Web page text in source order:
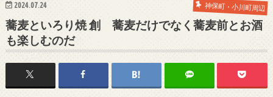
2024.07.24 神保町・小川町周辺
蕎麦といろり焼 創 蕎麦だけでなく蕎麦前とお酒
も楽しむのだ